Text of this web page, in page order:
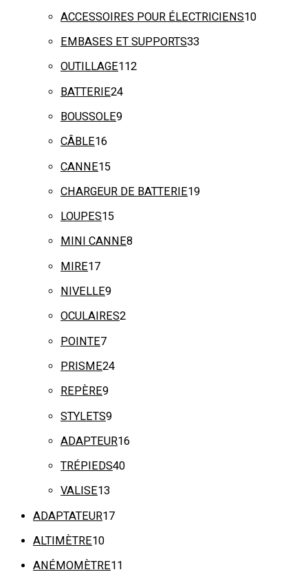
ACCESSOIRES POUR ÉLECTRICIENS10
EMBASES ET SUPPORTS33
OUTILLAGE112
BATTERIE24
BOUSSOLE9
CÂBLE16
CANNE15
CHARGEUR DE BATTERIE19
LOUPES15
MINI CANNE8
MIRE17
NIVELLE9
OCULAIRES2
POINTE7
PRISME24
REPÈRE9
STYLETS9
ADAPTEUR16
TRÉPIEDS40
VALISE13
ADAPTATEUR17
ALTIMÈTRE10
ANÉMOMÈTRE11